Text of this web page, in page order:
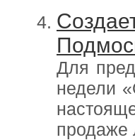
Для
недели
продаже